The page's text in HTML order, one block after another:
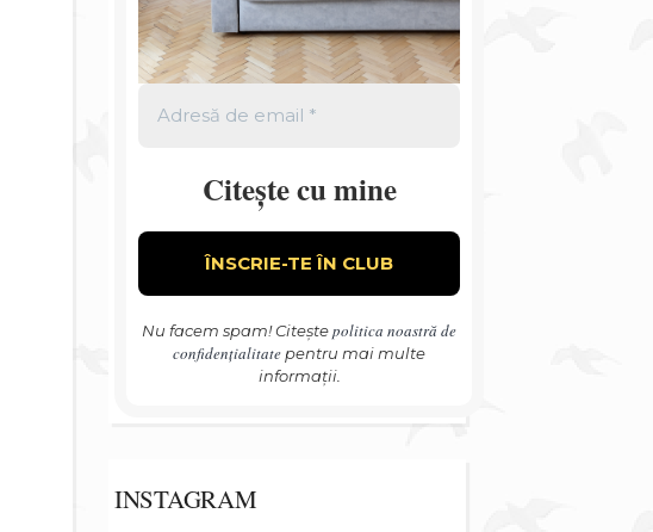
Citește cu mine
Nu facem spam! Citeștepolitica noastră de
confidențialitate pentru mai multe
informații.
INSTAGRAM